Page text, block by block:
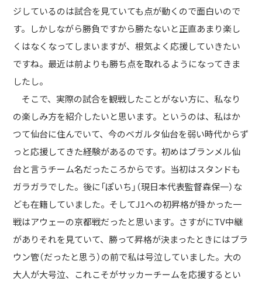
ジしているのは試合を見ていても点が動くので面白いので
す。しかしながら勝負ですから勝たないと正直あまり楽し
くはなくなってしまいますが、根気よく応援していきたい
ですね。最近は前よりも勝ち点を取れるようになってきま
したし。
そこで、実際の試合を観戦したことがない方に、私なり
の楽しみ方を紹介したいと思います。というのは、私はか
つて仙台に住んでいて、今のベガルタ仙台を弱い時代からず
っと応援してきた経験があるのです。初めはブランメル仙
台と言うチーム名だったころからです。当初はスタンドも
ガラガラでした。後に「ぽいち」（現日本代表監督森保一）な
ども在籍していました。そしてJ1への初昇格が掛かった一
戦はアウェーの京都戦だったと思います。さすがにTV中継
がありそれを見ていて、勝って昇格が決まったときにはブラ
ウン管（だったと思う）の前で私は号泣していました。大の
大人が大号泣、これこそがサッカーチームを応援するとい